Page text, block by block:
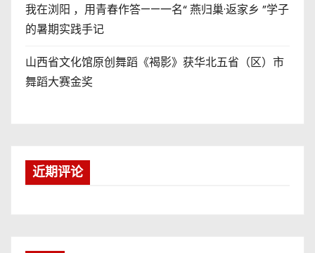
我在浏阳 ，用青春作答——一名“ 燕归巢·返家乡 ”学子
的暑期实践手记
山西省文化馆原创舞蹈《褐影》获华北五省（区）市
舞蹈大赛金奖
近期评论